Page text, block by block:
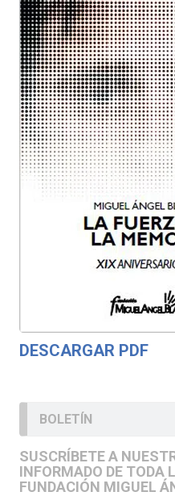
DESCARGAR PDF
BOLETÍN
SUSCRÍBETE A
INFORMADO DE TODA
FUNDACIÓN MIGUEL